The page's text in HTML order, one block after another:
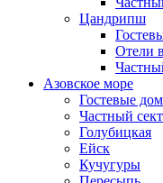
Цандрипш
Отели
Азовское море
Гостевые
Частный
Голубицкая
Ейск
Кучугуры